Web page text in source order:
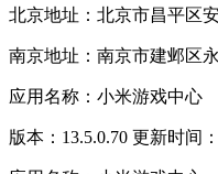
北京地址：北京市昌平区
南京地址：南京市建邺区
应用名称：小米游戏中心
版本：13.5.0.70 更新时间